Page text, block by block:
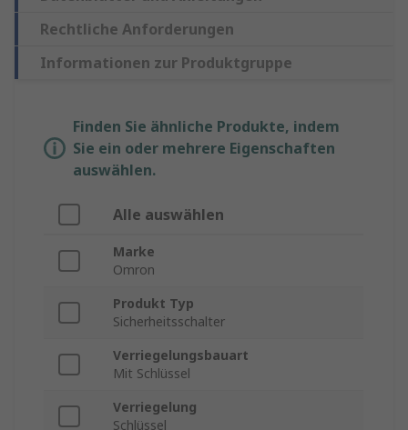
Rechtliche Anforderungen
Informationen zur Produktgruppe
Finden Sie ähnliche Produkte, indem
Sie ein oder mehrere Eigenschaften
auswählen.
Alle auswählen
Marke
Omron
Produkt Typ
Sicherheitsschalter
Verriegelungsbauart
Mit Schlüssel
Verriegelung
Schlüssel